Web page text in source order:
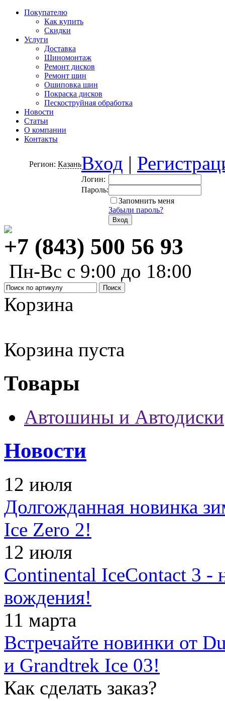
Покупателю
Как купить
Скидки
Услуги
Доставка
Шиномонтаж
Ремонт дисков
Ремонт шин
Ошиповка шин
Покраска дисков
Пескоструйная обработка
Новости
Статьи
О компании
Контакты
Регион: КазаньВход |
Логин:
Пароль:
Запомнить меня
Забыли пароль?
+7 (843) 500 56 93
Пн-Вс с 9:00 до 18:00
Корзина
Корзина пуста
Товары
Автошины и Автодиски
Новости
12 июля
Долгожданная новинка
Ice Zero 2!
12 июля
Continental IceContact 3 -
вождения!
11 марта
Встречайте новинки от
и Grandtrek Ice 03!
Как сделать заказ?